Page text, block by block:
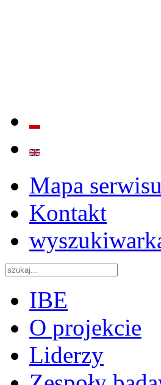
Mapa
Kontakt
IBE
O projekcie
Liderzy